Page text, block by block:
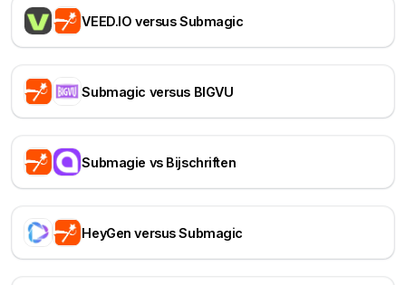
VEED.IO versus Submagic
Submagic versus BIGVU
Submagie vs Bijschriften
HeyGen versus Submagic